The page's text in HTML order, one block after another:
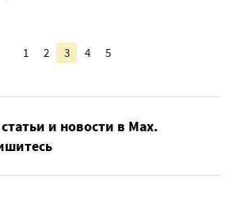
1 2 3 4 5
и новости в Max.